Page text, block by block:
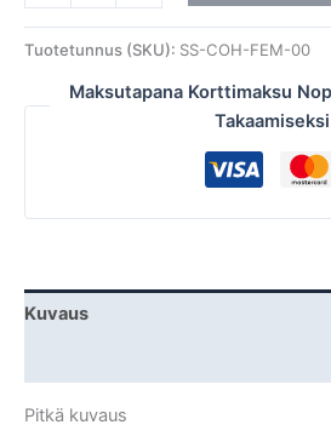
Tuotetunnus (SKU): SS-COH-FEM-00
Maksutapana Korttimaksu
Takaamiseksi
Kuvaus
Pitkä kuvaus